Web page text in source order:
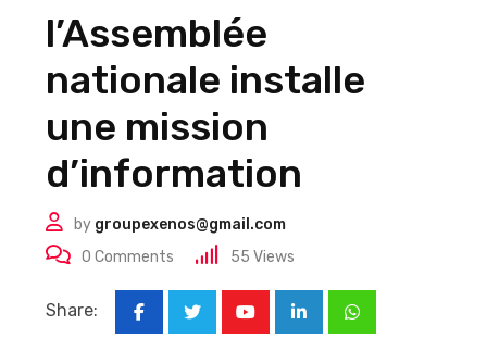
l’Assemblée
nationale installe
une mission
d’information
by groupexenos@gmail.com
0 Comments 55 Views
Share:
LinkedInWhatsapp